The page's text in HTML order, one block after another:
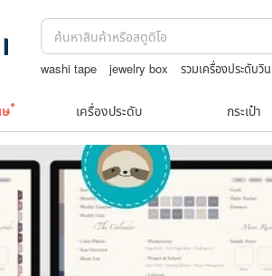
washi tape jewelry box รวมเครื่องประดับวิ
เครื่องประดับ กระเป๋า